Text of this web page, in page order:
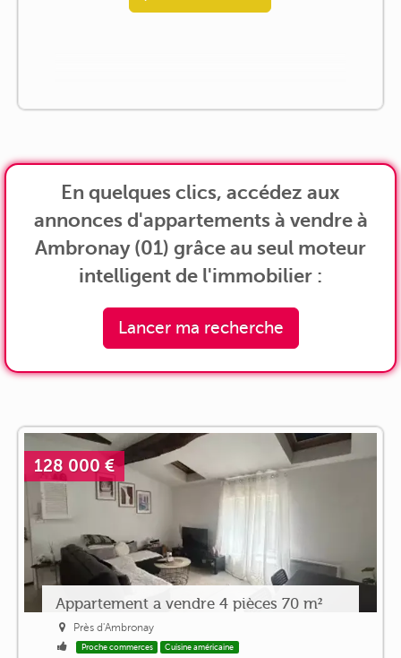
En quelques clics, accédez aux
annonces d'appartements à vendre à
Ambronay (01) grâce au seul moteur
intelligent de l'immobilier :
Lancer ma recherche
128 000 €
Appartement a vendre 4 pièces 70 m²
Près d'Ambronay
Proche commerces Cuisine américaine